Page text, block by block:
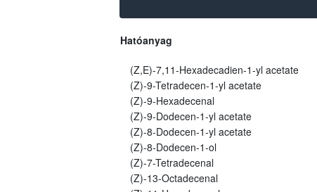
Hatóanyag
(Z,E)-7,11-Hexadecadien-1-yl acetate
(Z)-9-Tetradecen-1-yl acetate
(Z)-9-Hexadecenal
(Z)-9-Dodecen-1-yl acetate
(Z)-8-Dodecen-1-yl acetate
(Z)-8-Dodecen-1-ol
(Z)-7-Tetradecenal
(Z)-13-Octadecenal